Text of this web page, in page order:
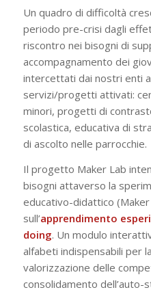
Un quadro di difficoltà
periodo pre-crisi dagli
riscontro nei bisogni di
accompagnamento dei
intercettati dai nostri enti
servizi/progetti attivati:
minori, progetti di
scolastica, educativa di
di ascolto nelle parrocchie.
Il progetto Maker Lab
bisogni attaverso la
educativo-didattico
sull’apprendimento
doing. Un modulo
alfabeti indispensabili per
valorizzazione delle
consolidamento dell’auto-